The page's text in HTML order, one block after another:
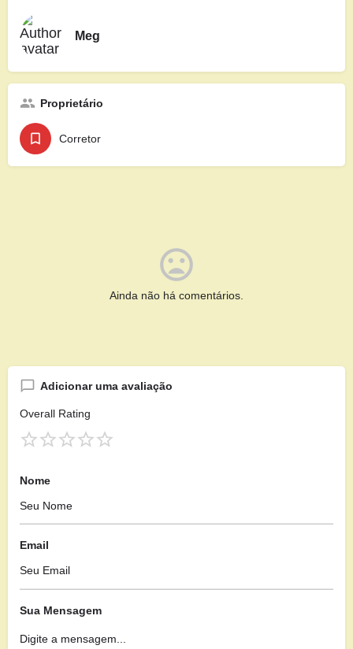
Meg
Proprietário
Corretor
Ainda não há comentários.
Adicionar uma avaliação
Overall Rating
Nome
Email
Sua Mensagem